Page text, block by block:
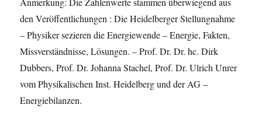
den Veröffentlichungen : Die Heidelberger Stellungnahme
– Physiker sezieren die Energiewende – Energie, Fakten,
Missverständnisse, Lösungen. – Prof. Dr. Dr. hc. Dirk
Dubbers, Prof. Dr. Johanna Stachel, Prof. Dr. Ulrich Unrer
vom Physikalischen Inst. Heidelberg und der AG –
Energiebilanzen.